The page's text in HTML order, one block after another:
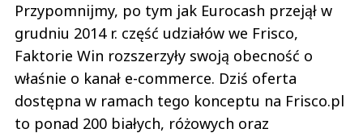
Przypomnijmy, po tym jak Eurocash przejął w
grudniu 2014 r. część udziałów we Frisco,
Faktorie Win rozszerzyły swoją obecność o
właśnie o kanał e-commerce. Dziś oferta
dostępna w ramach tego konceptu na Frisco.pl
to ponad 200 białych, różowych oraz